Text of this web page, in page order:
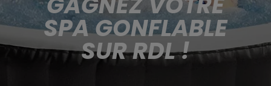
SPA GONFLABLE
SUR RDL !